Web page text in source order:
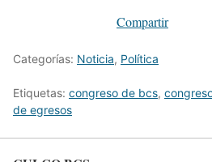
Compartir
Categorías: Noticia, Política
Etiquetas: congreso de bcs,
de egresos